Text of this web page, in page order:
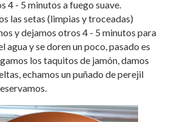
4 - 5 minutos a fuego suave.
las setas (limpias y troceadas)
y dejamos otros 4 - 5 minutos para
agua y se doren un poco, pasado es
los taquitos de jamón, damos
echamos un puñado de perejil